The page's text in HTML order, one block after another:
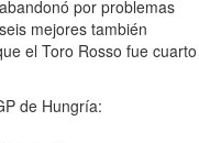
por problemas
mejores también
el Toro Rosso fue cuarto
de Hungría: